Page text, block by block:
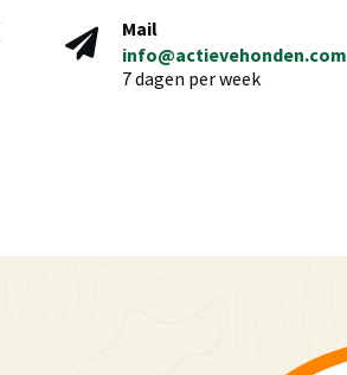
Mail
info@actievehonden.com
7 dagen per week